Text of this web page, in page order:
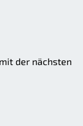
der nächsten